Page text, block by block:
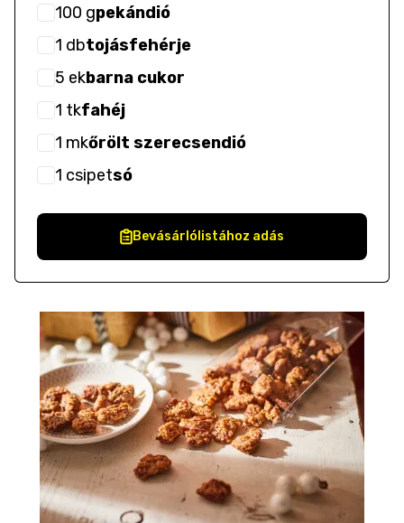
100 gpekándió
1 dbtojásfehérje
5 ekbarna cukor
1 tkfahéj
1 mkőrölt szerecsendió
1 csipetsó
Bevásárlólistához adás